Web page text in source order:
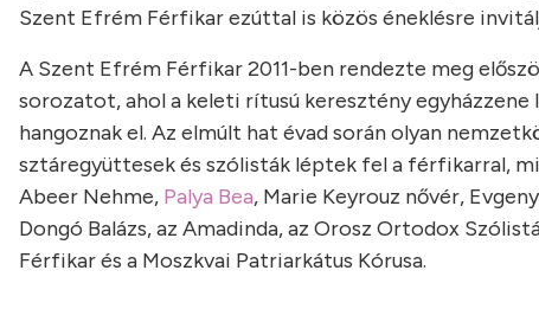
Szent Efrém Férfikar ezúttal is közös éneklésre
A Szent Efrém Férfikar 2011-ben rendezte meg
sorozatot, ahol a keleti rítusú keresztény
hangoznak el. Az elmúlt hat évad során olyan
sztáregyüttesek és szólisták léptek fel a férfikarral,
Abeer Nehme, Palya Bea, Marie Keyrouz nővér,
Dongó Balázs, az Amadinda, az Orosz Ortodox
Férfikar és a Moszkvai Patriarkátus Kórusa.